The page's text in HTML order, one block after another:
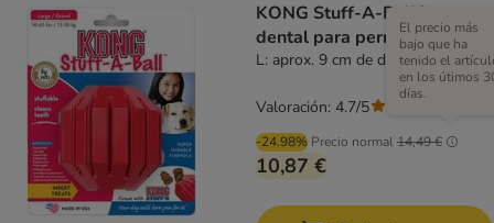
KONG Stuff-A-Ball juguete
dental para perros
L: aprox. 9 cm de diámetro
-24.98% Precio normal14,49 €
El precio más
bajo que ha
tenido el
en los útimos
días.
10,87 €
Valoración: 4.7/5